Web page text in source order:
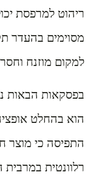
ריהוט למרפסת
מסוימים בהעדר
למקום מוזנח
בפסקאות הבאות
הוא בהחלט
התפיסה כי מוצר
רלוונטית